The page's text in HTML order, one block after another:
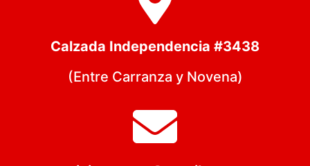
Calzada Independencia #3438
(Entre Carranza y Novena)